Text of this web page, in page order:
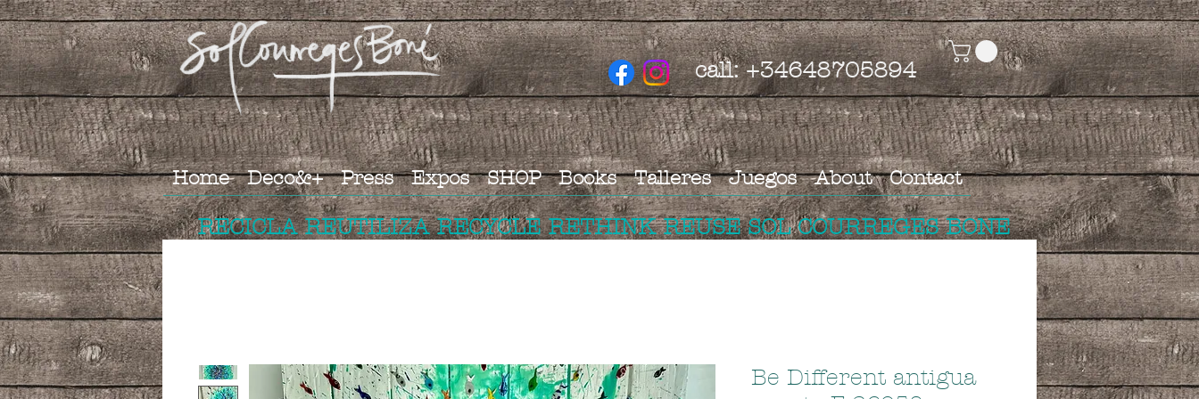
call: +34648705894
Home Deco&+ Press Expos SHOP Books Talleres Juegos About Contact
RECICLA REUTILIZA RECYCLE RETHINK REUSE SOL COURREGES BONE
Be Different antigua